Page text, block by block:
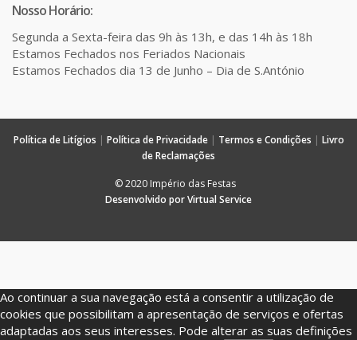
Nosso Horário:
Segunda a Sexta-feira das 9h às 13h, e das 14h às 18h
Estamos Fechados nos Feriados Nacionais
Estamos Fechados dia 13 de Junho – Dia de S.António
Política de Litígios | Política de Privacidade| Termos e Condições | Livro
de Reclamações
© 2020 Império das Festas
Desenvolvido por Virtual Service
Ao continuar a sua navegação está a consentir a utilização de
cookies que possibilitam a apresentação de serviços e ofertas
adaptadas aos seus interesses. Pode alterar as suas definições